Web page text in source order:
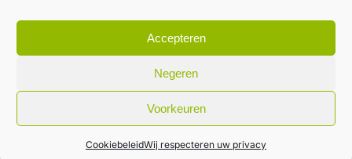
Accepteren
Negeren
Voorkeuren
CookiebeleidWij respecteren uw privacy
Blijft op de hoogte
Rechtstreeks van het veld naar je inbox.
Inschrijven nieuwsbrief
Algemene voorwaarden|Privacybeleid| gemaakt met door
creativitijd